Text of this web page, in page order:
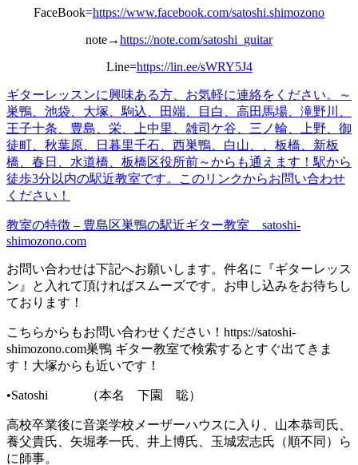
FaceBook=https://www.facebook.com/satoshi.shimozono
note→https://note.com/satoshi_guitar
Line=https://lin.ee/sWRY5J4
ギターレッスンに興味ある方、お気軽に連絡をください。
～
巣鴨、池袋、大塚、駒込、田端、目白、高田馬場、滝野川、
王子十条、豊島、栄、上中里、雑司ケ谷、三ノ輪、上野、御
徒町、秋葉原、日暮里千石、西巣鴨、白山、、板橋、新板
橋、春日、水道橋、板橋区役所前～からも通えます！ 駅から
徒歩3分以内の駅近教室です。
このリンクからお問い合わせ
ください！
教室の特徴 – 豊島区巣鴨の駅近ギター教室 satoshi-
shimozono.com
お問い合わせは下記へお願いします。件名に『ギターレッス
ン』と入れて頂ければスムーズです。お申し込みをお待ちし
ております！
こちらからもお問い合わせください！https://satoshi-
shimozono.com巣鴨 ギター教室で検索するとすぐ出てきま
す！大塚からも近いです！
•Satoshi （本名 下園 聡）
高校卒業後に音楽学校メーザーハウスに入り、山本恭司氏、
養父貴氏、矢堀孝一氏、井上博氏、玉城宏志氏（順不同）ら
に師事。